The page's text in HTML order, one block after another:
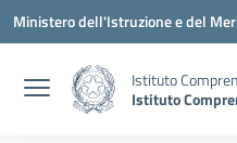
Vai ai contenuti
Vai al menu di navigazione
Vai al footer
Ministero dell'Istruzione e del
Istituto
Istituto